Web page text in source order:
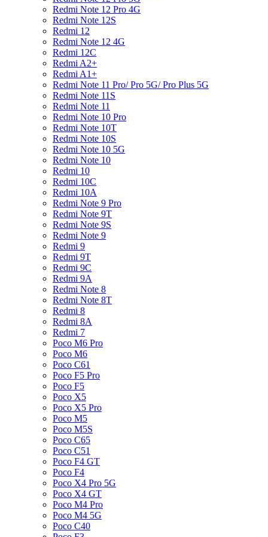
Redmi Note 12 Pro 4G
Redmi Note 12S
Redmi 12
Redmi Note 12 4G
Redmi 12C
Redmi A2+
Redmi A1+
Redmi Note 11 Pro/ Pro 5G/ Pro Plus 5G
Redmi Note 11S
Redmi Note 11
Redmi Note 10 Pro
Redmi Note 10T
Redmi Note 10S
Redmi Note 10 5G
Redmi Note 10
Redmi 10
Redmi 10C
Redmi 10A
Redmi Note 9 Pro
Redmi Note 9T
Redmi Note 9S
Redmi Note 9
Redmi 9
Redmi 9T
Redmi 9C
Redmi 9A
Redmi Note 8
Redmi Note 8T
Redmi 8
Redmi 8A
Redmi 7
Poco M6 Pro
Poco M6
Poco C61
Poco F5 Pro
Poco F5
Poco X5
Poco X5 Pro
Poco M5
Poco M5S
Poco C65
Poco C51
Poco F4 GT
Poco F4
Poco X4 Pro 5G
Poco X4 GT
Poco M4 Pro
Poco M4 5G
Poco C40